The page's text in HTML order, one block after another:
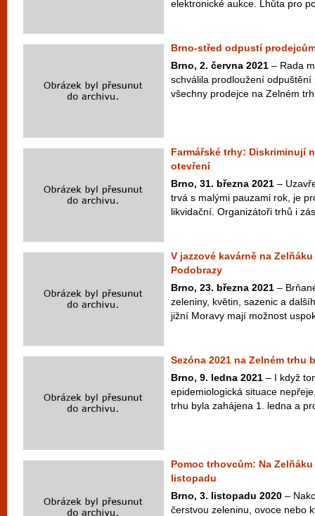
elektronické aukce. Lhůta pro
Brno-střed odpustí
Brno, 2. června 2021 – Rada
schválila prodloužení
všechny prodejce na Zelném
Farmářské trhy: Diskriminují
otevření
Brno, 31. března 2021 –
trvá s malými pauzami rok, je
likvidační. Organizátoři trhů i
V jazzové kavárně na
Podobrazy
Brno, 23. března 2021 –
zeleniny, květin, sazenic a
jižní Moravy mají možnost
Sezóna 2021 na Zelném trhu
Brno, 9. ledna 2021 – I když
epidemiologická situace
trhu byla zahájena 1. ledna a
Pomoc trhovcům: Na
listopadu
Brno, 3. listopadu 2020 –
čerstvou zeleninu, ovoce nebo